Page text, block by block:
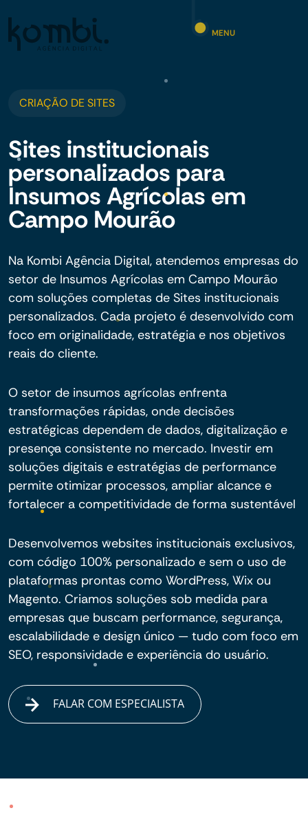
MENU
CRIAÇÃO DE SITES
Sites institucionais
personalizados para
Insumos Agrícolas em
Campo Mourão
Na Kombi Agência Digital, atendemos empresas do
setor de Insumos Agrícolas em Campo Mourão
com soluções completas de Sites institucionais
personalizados. Cada projeto é desenvolvido com
foco em originalidade, estratégia e nos objetivos
reais do cliente.
O setor de insumos agrícolas enfrenta
transformações rápidas, onde decisões
estratégicas dependem de dados, digitalização e
presença consistente no mercado. Investir em
soluções digitais e estratégias de performance
permite otimizar processos, ampliar alcance e
fortalecer a competitividade de forma sustentável
Desenvolvemos websites institucionais exclusivos,
com código 100% personalizado e sem o uso de
plataformas prontas como WordPress, Wix ou
Magento. Criamos soluções sob medida para
empresas que buscam performance, segurança,
escalabilidade e design único — tudo com foco em
SEO, responsividade e experiência do usuário.
FALAR COM ESPECIALISTA